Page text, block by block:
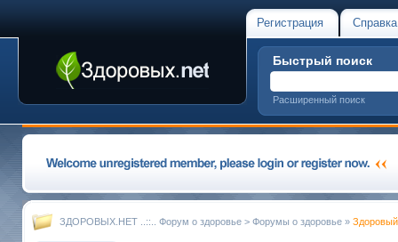
Регистрация Справка
Быстрый поиск
Расширенный поиск
ЗДОРОВЫХ.НЕТ ..::.. Форум о здоровье > Форумы о здоровье »